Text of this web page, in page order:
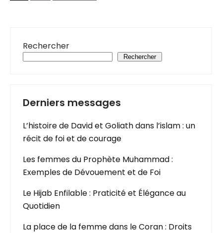
Rechercher
Rechercher
Derniers messages
L’histoire de David et Goliath dans l’islam : un
récit de foi et de courage
Les femmes du Prophète Muhammad :
Exemples de Dévouement et de Foi
Le Hijab Enfilable : Praticité et Élégance au
Quotidien
La place de la femme dans le Coran : Droits